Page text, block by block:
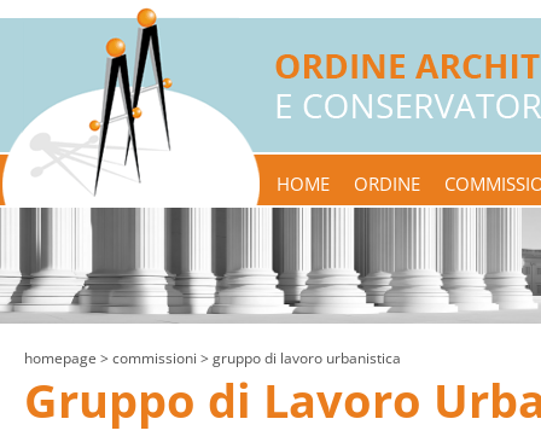
HOME ORDINE
homepage > commissioni > gruppo di lavoro urbanistica
Gruppo di Lavoro